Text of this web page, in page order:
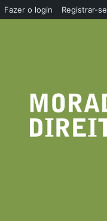
Fazer o login Registrar-se